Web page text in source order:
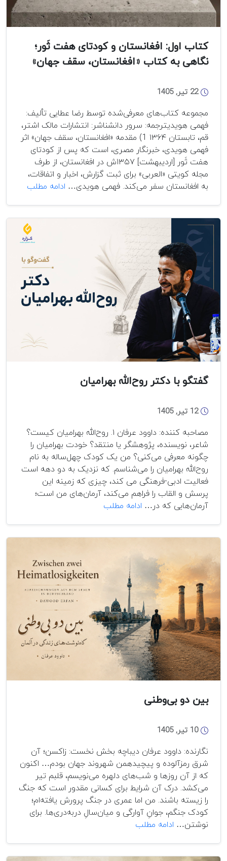
کتاب اول: افغانستان و کودتای هفت ثَور؛
نگاهی به کتاب «افغانستان، سقف جهان»
22 تیر, 1405
مجموعه کتاب‌های معرفی‌شده توسط رضا عطایی تألیف:
فهمی هویدیترجمه: سرور دانشناشر: انتشارات مالک اشتر،
قم، تابستان ۱۳۶۴ 1) مقدمه «افغانستان، سقف جهان» اثر
فهمی هویدی، خبرنگار مصری، است که پس از کودتای
هفت ثَور [اردیبهشت] ۱۳۵۷ش در افغانستان، از طرف
مجله کویتی «العربی» برای ثبت گزارش، اخبار و اتفاقات،
به افغانستان سفر می‌کند. فهمی هویدی… ادامه مطلب
و
کودتای
ثَور؛
نگاهی
به
کتاب
جهان»
گفتگو با دکتر روح‌الله بهرامیان
12 تیر, 1405
مصاحبه کننده: داوود عرفان ۱. روح‌الله بهرامیان کیست؟
شاعر، نویسنده، پژوهشگر یا منتقد؟ خودت بهرامیان را
چگونه معرفی می‌کنی؟ من یک کودک چهل‌ساله به نام
روح‌الله بهرامیان را می‌شناسم. که نزدیک به دو دهه است
فعالیت ادبی-فرهنگی می کند، چیزی که زمینه این
پرسش و القاب را فراهم می‌کند، آرمان‌های من است؛
آرمان‌هایی که در… ادامه مطلب
بین دو بی‌وطنی
10 تیر, 1405
نگارنده: داوود عرفان دیباچه بخش نخست: زاکسن؛ آن
شرق رمزآلوده و پیچیدهمن شهروند جهان بودم… اکنون
که از آن روزها و شب‌های دلهره می‌نویسم، قلبم تیر
می‌کشد. درک آن شرایط برای کسانی مقدور است که جنگ
را زیسته باشند. من اما عمری در جنگ پرورش یافته‌ام؛
کودک جنگم، جوانِ آوارگی و میان‌سالِ دربه‌دری‌ها. برای
نوشتن… ادامه مطلب